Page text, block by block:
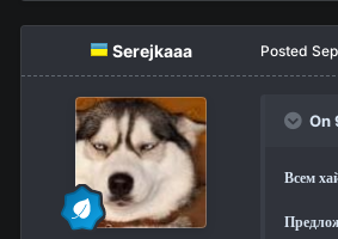
Serejkaaa Posted
On
Всем